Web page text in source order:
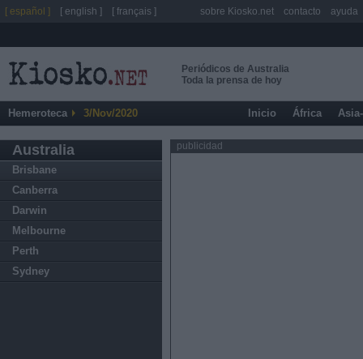
Periódicos de Australia
Toda la prensa de hoy
Hemeroteca 3/Nov/2020 Inicio África
Australia
Brisbane
Canberra
Darwin
Melbourne
Perth
Sydney
publicidad
[ español ] [ english ] [ français ] sobre Kiosko.net contacto ayuda